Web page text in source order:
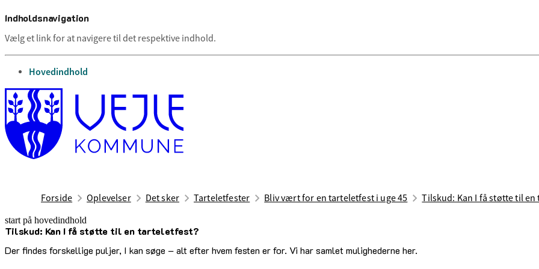
Indholdsnavigation
Vælg et link for at navigere til det respektive indhold.
gå til
Hovedindhold
Forside Oplevelser Det sker Tarteletfester Bliv vært for en tarteletfest i uge 45 Tilskud: Kan I få støtte til en
start på hovedindhold
Tilskud: Kan I få støtte til en tarteletfest?
Der findes forskellige puljer, I kan søge – alt efter hvem festen er for. Vi har samlet mulighederne her.
senest opdateret 2. juli 2026